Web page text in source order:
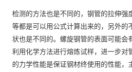
检测的方法也是不同的，钢管的拉伸强
等都是可以用公式计算出来的，另外的
状也是不同的。螺旋钢管的表面可能会
利用化学方法进行熔炼试样，进一步对
的力学性能是保证钢材终使用的性能，